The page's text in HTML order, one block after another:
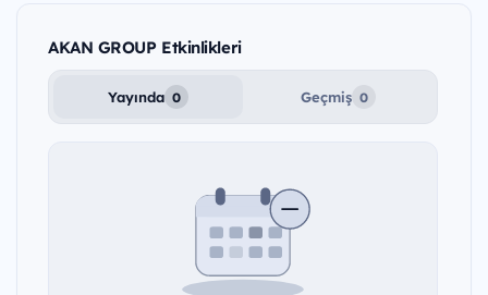
AKAN GROUP Etkinlikleri
Yayında 0 Geçmiş 0